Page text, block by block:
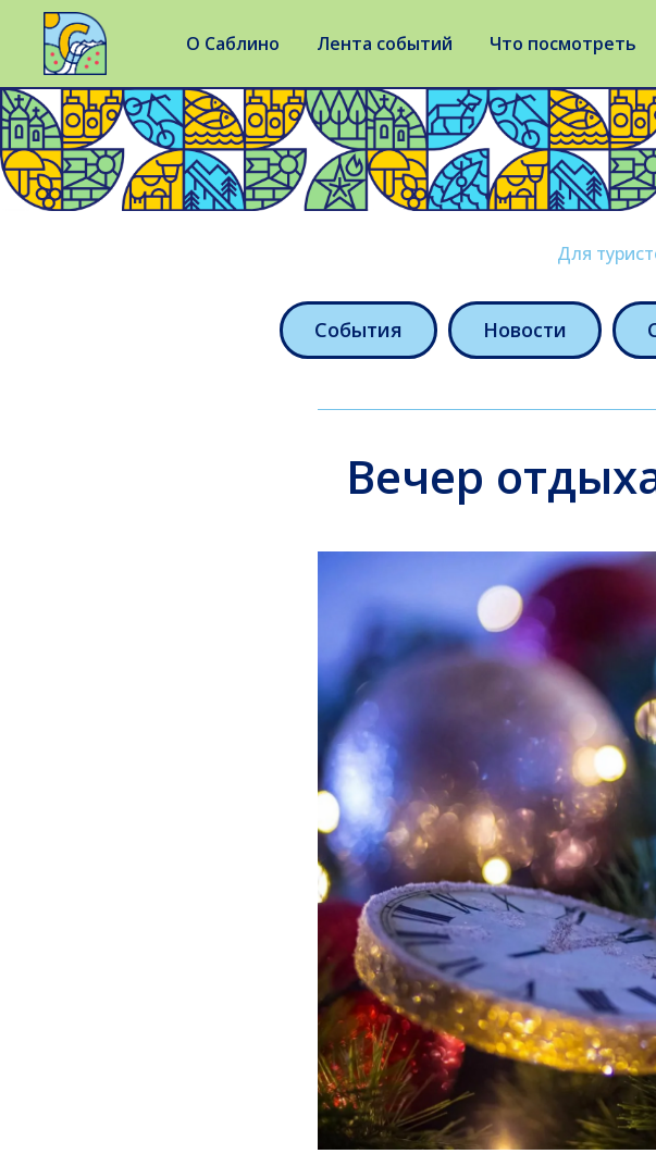
О Саблино Лента событий Что посмотреть
Для
События Новости
Вечер